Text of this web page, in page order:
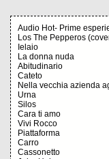
Audio Hot- Prime
Los The Pepperos
Ielaio
La donna nuda
Abitudinario
Cateto
Nella vecchia azienda
Urna
Silos
Cara ti amo
Vivi Rocco
Piattaforma
Carro
Cassonetto